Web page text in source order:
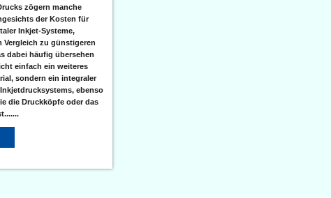
zögern manche
der Kosten für
Inkjet-Systeme,
Vergleich zu günstigeren
dabei häufig übersehen
einfach ein weiteres
sondern ein integraler
ebenso
die Druckköpfe oder das